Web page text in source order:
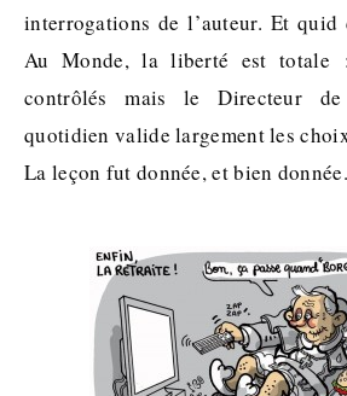
interrogations de l’auteur. Et quid
Au Monde, la liberté est totale
contrôlés mais le Directeur
quotidien valide largement les
La leçon fut donnée, et bien donnée.